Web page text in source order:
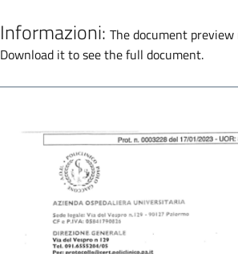
Informazioni: The document
Download it to see the full document.